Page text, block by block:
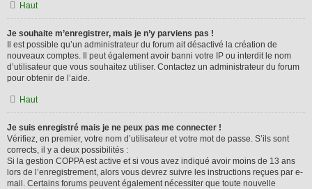
Haut
Je souhaite m’enregistrer, mais je n’y parviens pas !
Il est possible qu’un administrateur du forum ait désactivé la création de
nouveaux comptes. Il peut également avoir banni votre IP ou interdit le nom
d’utilisateur que vous souhaitez utiliser. Contactez un administrateur du forum
pour obtenir de l’aide.
Haut
Je suis enregistré mais je ne peux pas me connecter !
Vérifiez, en premier, votre nom d’utilisateur et votre mot de passe. S’ils sont
corrects, il y a deux possibilités :
Si la gestion COPPA est active et si vous avez indiqué avoir moins de 13 ans
lors de l’enregistrement, alors vous devrez suivre les instructions reçues par e-
mail. Certains forums peuvent également nécessiter que toute nouvelle